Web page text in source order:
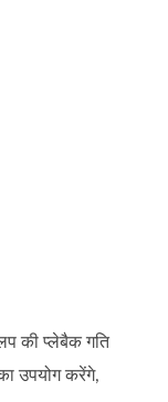
की प्लेबैक गति
उपयोग करेंगे,